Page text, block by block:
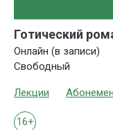
Готический
Онлайн (в записи)
Свободный
Лекции
16+